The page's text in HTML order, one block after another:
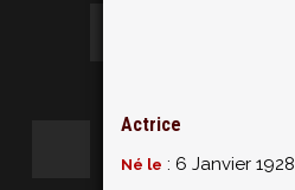
Actrice
Né le : 6 Janvier 1928